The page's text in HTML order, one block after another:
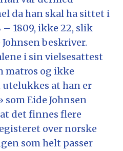
da han skal ha sittet i
1809, ikke 22, slik
beskriver.
i sin vielsesattest
matros og ikke
at han er
som Eide Johnsen
det finnes flere
over norske
som helt passer